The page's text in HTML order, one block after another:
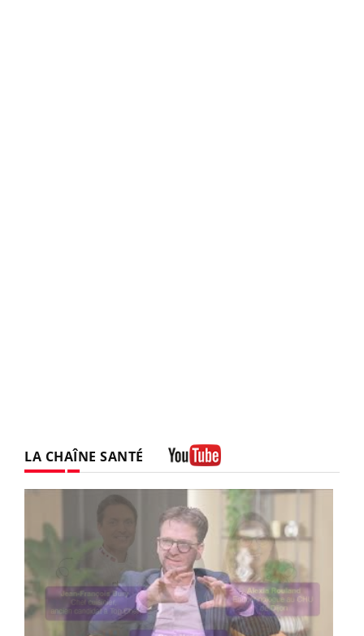
LA CHAÎNE SANTÉ